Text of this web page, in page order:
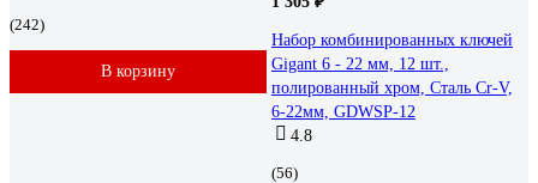
(242)
В корзину
Набор комбинированных ключей
Gigant 6 - 22 мм, 12 шт.,
полированный хром, Сталь Cr-V,
6-22мм, GDWSP-12
4.8
(56)